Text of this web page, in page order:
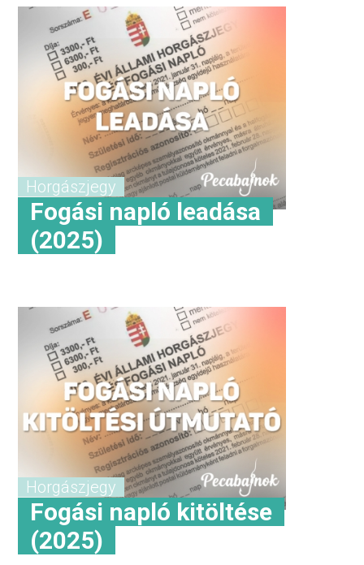
Horgászjegy
Fogási napló leadása
(2025)
Horgászjegy
Fogási napló kitöltése
(2025)